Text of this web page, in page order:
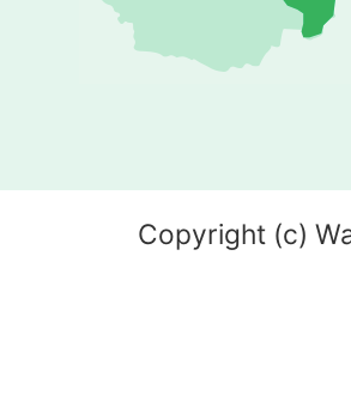
Copyright (c)